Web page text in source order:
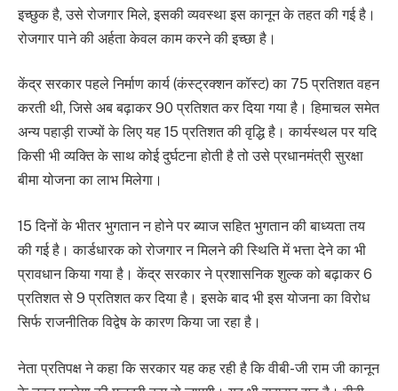
इच्छुक है, उसे रोजगार मिले, इसकी व्यवस्था इस कानून के तहत की गई है।
रोजगार पाने की अर्हता केवल काम करने की इच्छा है।
केंद्र सरकार पहले निर्माण कार्य (कंस्ट्रक्शन कॉस्ट) का 75 प्रतिशत वहन
करती थी, जिसे अब बढ़ाकर 90 प्रतिशत कर दिया गया है। हिमाचल समेत
अन्य पहाड़ी राज्यों के लिए यह 15 प्रतिशत की वृद्धि है। कार्यस्थल पर यदि
किसी भी व्यक्ति के साथ कोई दुर्घटना होती है तो उसे प्रधानमंत्री सुरक्षा
बीमा योजना का लाभ मिलेगा।
15 दिनों के भीतर भुगतान न होने पर ब्याज सहित भुगतान की बाध्यता तय
की गई है। कार्डधारक को रोजगार न मिलने की स्थिति में भत्ता देने का भी
प्रावधान किया गया है। केंद्र सरकार ने प्रशासनिक शुल्क को बढ़ाकर 6
प्रतिशत से 9 प्रतिशत कर दिया है। इसके बाद भी इस योजना का विरोध
सिर्फ राजनीतिक विद्वेष के कारण किया जा रहा है।
नेता प्रतिपक्ष ने कहा कि सरकार यह कह रही है कि वीबी-जी राम जी कानून